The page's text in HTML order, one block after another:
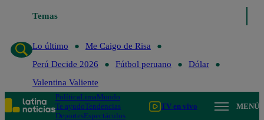
Temas
Lo último
Me Caigo de Risa
Perú Decide 2026
Fútbol peruano
Dólar
Valentina Valiente
PolíticaLimaMundo
Te ayudoTendencias
DeportesEspectáculos
TV en vivo MENÚ